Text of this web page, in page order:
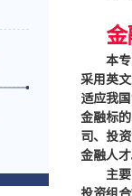
本
采用英
适应我
金融标
司、投
金融人
主